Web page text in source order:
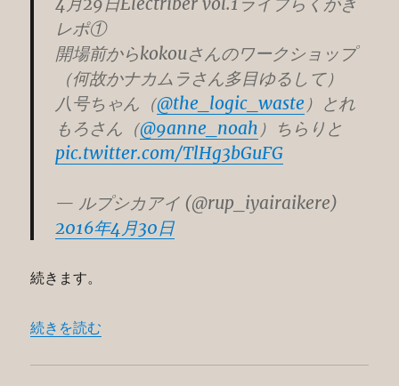
レポ①
開場前からkokouさんのワークショップ
（何故かナカムラさん多目ゆるして）
八号ちゃん（@the_logic_waste ）とれ
もろさん（@9anne_noah ）ちらりと
pic.twitter.com/TlHg3bGuFG
— ルプシカアイ (@rup_iyairaikere)
2016年4月30日
続きます。
“ELECTRIBER vol1 お疲れ様でした！！！” の
続きを読む